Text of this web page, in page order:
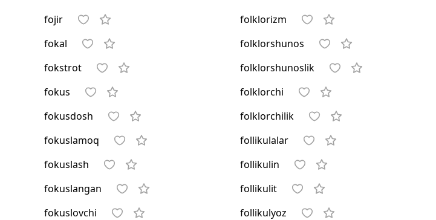
fojir
fokal
fokstrot
fokus
fokusdosh
fokuslamoq
fokuslash
fokuslangan
fokuslovchi
folklorizm
folklorshunos
folklorshunoslik
folklorchi
folklorchilik
follikulalar
follikulin
follikulit
follikulyoz